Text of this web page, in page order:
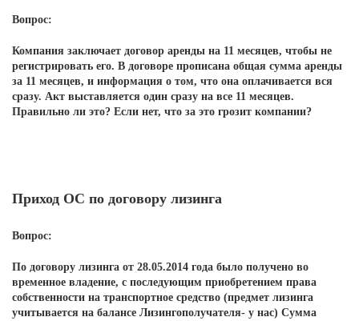
Вопрос:
Компания заключает договор аренды на 11 месяцев, чтобы не
регистрировать его. В договоре прописана общая сумма аренды
за 11 месяцев, и информация о том, что она оплачивается вся
сразу. Акт выставляется один сразу на все 11 месяцев.
Правильно ли это? Если нет, что за это грозит компании?
Приход ОС по договору лизинга
Вопрос:
По договору лизинга от 28.05.2014 года было получено во
временное владение, с последующим приобретением права
собственности на транспортное средство (предмет лизинга
учитывается на балансе Лизингополучателя- у нас) Сумма